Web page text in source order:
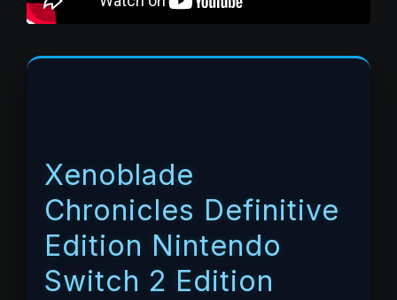
Xenoblade
Chronicles Definitive
Edition Nintendo
Switch 2 Edition